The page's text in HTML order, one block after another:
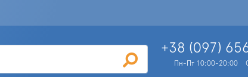
+38 (097)
Пн-Пт 10:00-20:00